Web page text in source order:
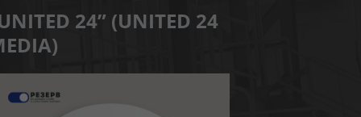
24” (UNITED 24